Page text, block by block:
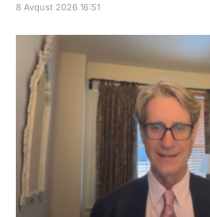
8 Avqust 2026 16:51